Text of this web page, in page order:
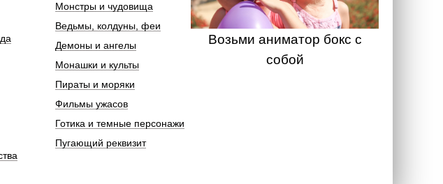
Монстры и чудовища
Ведьмы, колдуны, феи
Демоны и ангелы
Монашки и культы
Пираты и моряки
Фильмы ужасов
Готика и темные персонажи
Пугающий реквизит
Возьми аниматор бокс с
собой